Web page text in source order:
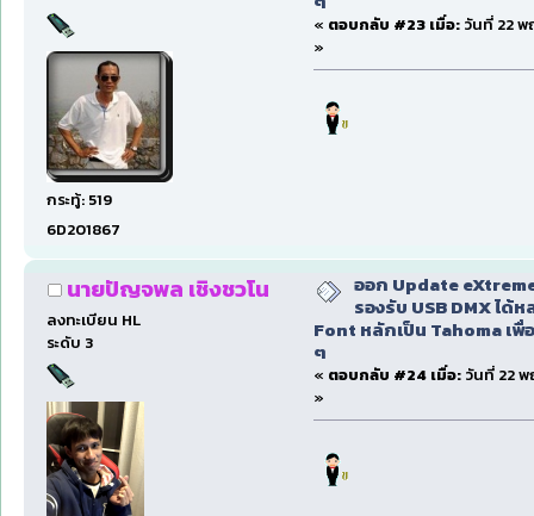
กระทู้: 519
6D201867
« ตอบกลับ #23 เมื่อ: วันที่ 22 พ
»
นายปัญจพล เชิงชวโน
ลงทะเบียน HL
ระดับ 3
ออก Update
รองรับ USB DMX ได้
Font หลักเป็น Tahoma เพื่
ๆ
« ตอบกลับ #24 เมื่อ: วันที่ 22 พ
»